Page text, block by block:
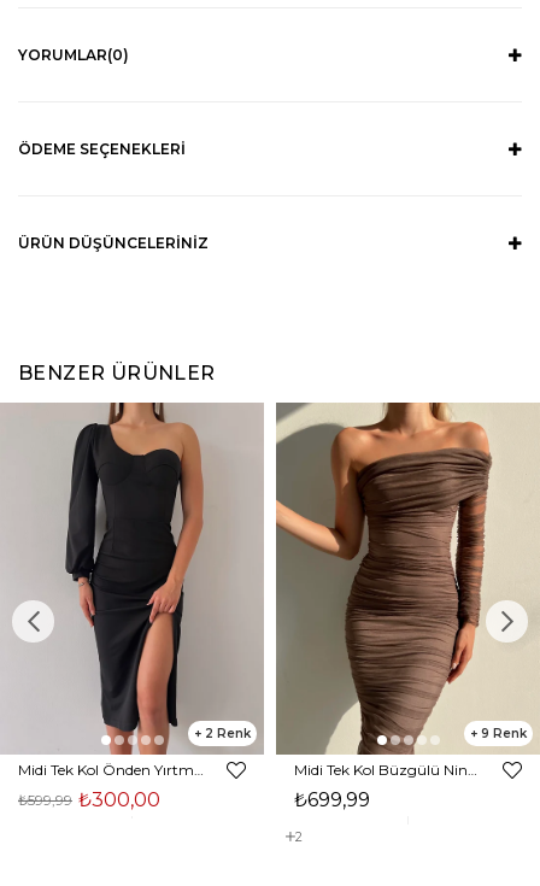
YORUMLAR(0)
ÖDEME SEÇENEKLERI
ÜRÜN DÜŞÜNCELERINIZ
BENZER ÜRÜNLER
2
₺300,00
₺599,99
9
₺699,99
2